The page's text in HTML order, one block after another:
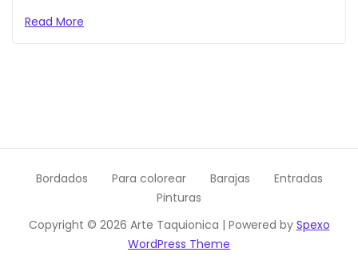
Read More
Copyright © 2026 Arte Taquionica | Powered by Spexo
WordPress Theme
Bordados Para colorear Barajas
Entradas
Pinturas